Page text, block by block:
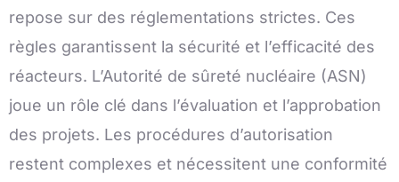
repose sur des réglementations strictes. Ces
règles garantissent la sécurité et l’efficacité des
réacteurs. L’Autorité de sûreté nucléaire (ASN)
joue un rôle clé dans l’évaluation et l’approbation
des projets. Les procédures d’autorisation
restent complexes et nécessitent une conformité